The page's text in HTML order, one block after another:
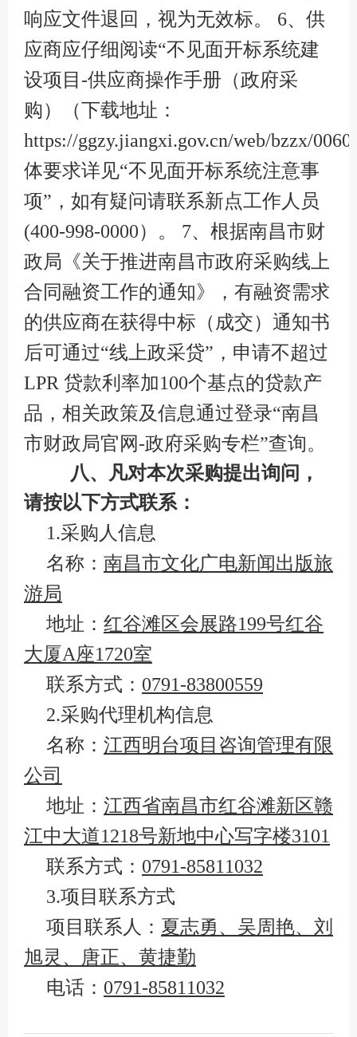
响应文件退回，视为无效标。 6、供
应商应仔细阅读“不见面开标系统建
设项目-供应商操作手册（政府采
购）（下载地址：
https://ggzy.jiangxi.gov.cn/web/bzzx/
体要求详见“不见面开标系统注意事
项”，如有疑问请联系新点工作人员
(400-998-0000）。 7、根据南昌市财
政局《关于推进南昌市政府采购线上
合同融资工作的通知》，有融资需求
的供应商在获得中标（成交）通知书
后可通过“线上政采贷”，申请不超过
LPR 贷款利率加100个基点的贷款产
品，相关政策及信息通过登录“南昌
市财政局官网-政府采购专栏”查询。
八、凡对本次采购提出询问，
请按以下方式联系：
1.采购人信息
名称： 南昌市文化广电新闻出版旅
游局
地址： 红谷滩区会展路199号红谷
大厦A座1720室
联系方式： 0791-83800559
2.采购代理机构信息
名称： 江西明台项目咨询管理有限
公司
地址： 江西省南昌市红谷滩新区赣
江中大道1218号新地中心写字楼3101
联系方式： 0791-85811032
3.项目联系方式
项目联系人： 夏志勇、吴周艳、刘
旭灵、唐正、黄捷勤
电话： 0791-85811032